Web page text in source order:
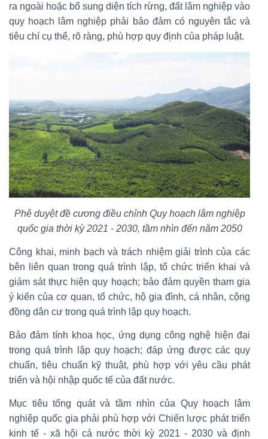
ra ngoài hoặc bổ sung diện tích rừng, đất lâm nghiệp vào
quy hoạch lâm nghiệp phải bảo đảm có nguyên tắc và
tiêu chí cụ thể, rõ ràng, phù hợp quy định của pháp luật.
Phê duyệt đề cương điều chỉnh Quy hoạch lâm nghiệp
quốc gia thời kỳ 2021 - 2030, tầm nhìn đến năm 2050
Công khai, minh bạch và trách nhiệm giải trình của các
bên liên quan trong quá trình lập, tổ chức triển khai và
giám sát thực hiện quy hoạch; bảo đảm quyền tham gia
ý kiến của cơ quan, tổ chức, hộ gia đình, cá nhân, cộng
đồng dân cư trong quá trình lập quy hoạch.
Bảo đảm tính khoa học, ứng dụng công nghệ hiện đại
trong quá trình lập quy hoạch; đáp ứng được các quy
chuẩn, tiêu chuẩn kỹ thuật, phù hợp với yêu cầu phát
triển và hội nhập quốc tế của đất nước.
Mục tiêu tổng quát và tầm nhìn của Quy hoạch lâm
nghiệp quốc gia phải phù hợp với Chiến lược phát triển
kinh tế - xã hội cả nước thời kỳ 2021 - 2030 và định